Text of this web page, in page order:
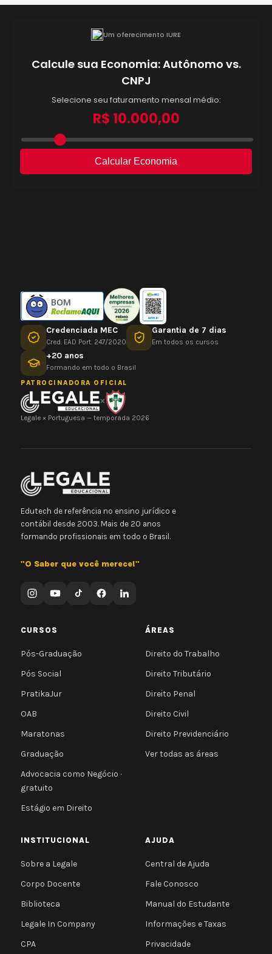
BOM
Credenciada MEC
Cred. EAD Port. 247/2020
Garantia de 7 dias
Em todos os cursos
+20 anos
Formando em todo o Brasil
PATROCINADORA OFICIAL
×
Legale × Portuguesa — temporada 2026
Edutech de referência no ensino jurídico e
contábil desde 2003. Mais de 20 anos
formando profissionais em todo o Brasil.
"O Saber que você merece!"
CURSOS
Pós-Graduação
Pós Social
PratikaJur
OAB
Maratonas
Graduação
Advocacia como Negócio ·
gratuito
Estágio em Direito
ÁREAS
Direito do Trabalho
Direito Tributário
Direito Penal
Direito Civil
Direito Previdenciário
Ver todas as áreas
INSTITUCIONAL
Sobre a Legale
Corpo Docente
Biblioteca
Legale In Company
CPA
AJUDA
Central de Ajuda
Fale Conosco
Manual do Estudante
Informações e Taxas
Privacidade